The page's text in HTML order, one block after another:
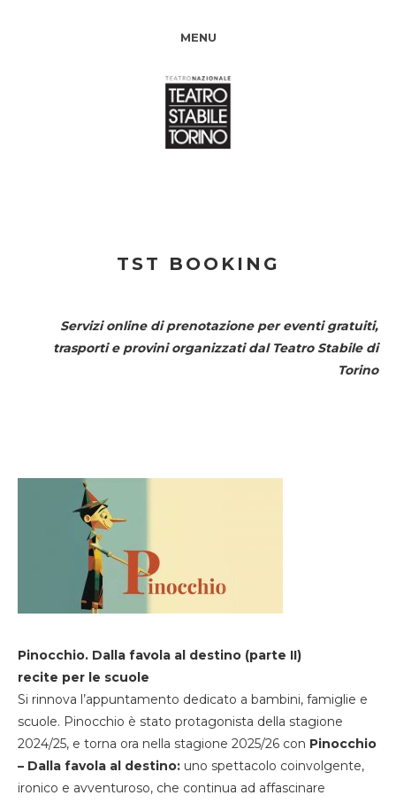
MENU
TST BOOKING
Servizi online di prenotazione per eventi gratuiti,
trasporti e provini organizzati dal Teatro Stabile di
Torino
Pinocchio. Dalla favola al destino (parte II)
recite per le scuole
Si rinnova l’appuntamento dedicato a bambini, famiglie e
scuole. Pinocchio è stato protagonista della stagione
2024/25, e torna ora nella stagione 2025/26 con Pinocchio
– Dalla favola al destino: uno spettacolo coinvolgente,
ironico e avventuroso, che continua ad affascinare